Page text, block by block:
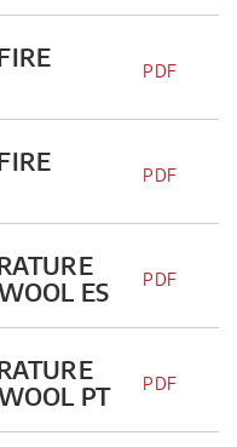
PDF
PDF
ES
PDF
PT
PDF